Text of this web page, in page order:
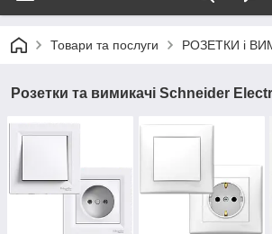
Товари та послуги РОЗЕТКИ і
Розетки та вимикачі Schneider